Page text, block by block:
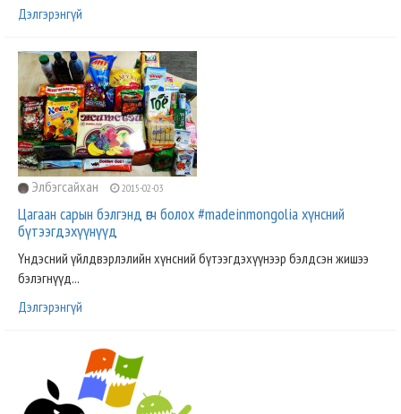
Дэлгэрэнгүй
Элбэгсайхан 2015-02-03
Цагаан сарын бэлгэнд өгч болох #madeinmongolia хүнсний
бүтээгдэхүүнүүд
Үндэсний үйлдвэрлэлийн хүнсний бүтээгдэхүүнээр бэлдсэн жишээ
бэлэгнүүд...
Дэлгэрэнгүй